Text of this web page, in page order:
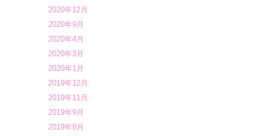
2020年12月
2020年9月
2020年4月
2020年3月
2020年1月
2019年12月
2019年11月
2019年9月
2019年8月